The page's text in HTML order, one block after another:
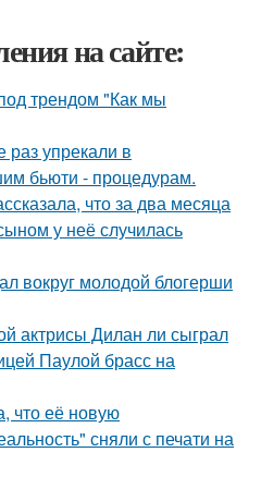
на сайте:
трендом "Как мы
раз упрекали в
бьюти - процедурам.
что за два месяца
у неё случилась
вокруг молодой блогерши
актрисы Дилан ли сыграл
Паулой брасс на
что её новую
сняли с печати на